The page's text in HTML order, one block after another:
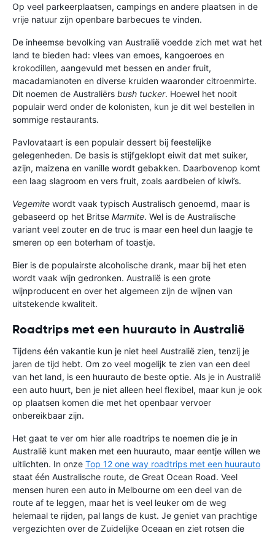
Op veel parkeerplaatsen, campings en andere plaatsen in de
vrije natuur zijn openbare barbecues te vinden.
De inheemse bevolking van Australië voedde zich met wat het
land te bieden had: vlees van emoes, kangoeroes en
krokodillen, aangevuld met bessen en ander fruit,
macadamianoten en diverse kruiden waaronder citroenmirte.
Dit noemen de Australiërs bush tucker. Hoewel het nooit
populair werd onder de kolonisten, kun je dit wel bestellen in
sommige restaurants.
Pavlovataart is een populair dessert bij feestelijke
gelegenheden. De basis is stijfgeklopt eiwit dat met suiker,
azijn, maizena en vanille wordt gebakken. Daarbovenop komt
een laag slagroom en vers fruit, zoals aardbeien of kiwi’s.
Vegemite wordt vaak typisch Australisch genoemd, maar is
gebaseerd op het Britse Marmite. Wel is de Australische
variant veel zouter en de truc is maar een heel dun laagje te
smeren op een boterham of toastje.
Bier is de populairste alcoholische drank, maar bij het eten
wordt vaak wijn gedronken. Australië is een grote
wijnproducent en over het algemeen zijn de wijnen van
uitstekende kwaliteit.
Roadtrips met een huurauto in Australië
Tijdens één vakantie kun je niet heel Australië zien, tenzij je
jaren de tijd hebt. Om zo veel mogelijk te zien van een deel
van het land, is een huurauto de beste optie. Als je in Australië
een auto huurt, ben je niet alleen heel flexibel, maar kun je ook
op plaatsen komen die met het openbaar vervoer
onbereikbaar zijn.
Het gaat te ver om hier alle roadtrips te noemen die je in
Australië kunt maken met een huurauto, maar eentje willen we
uitlichten. In onze Top 12 one way roadtrips met een huurauto
staat één Australische route, de Great Ocean Road. Veel
mensen huren een auto in Melbourne om een deel van de
route af te leggen, maar het is veel leuker om de weg
helemaal te rijden, pal langs de kust. Je geniet van prachtige
vergezichten over de Zuidelijke Oceaan en ziet rotsen die